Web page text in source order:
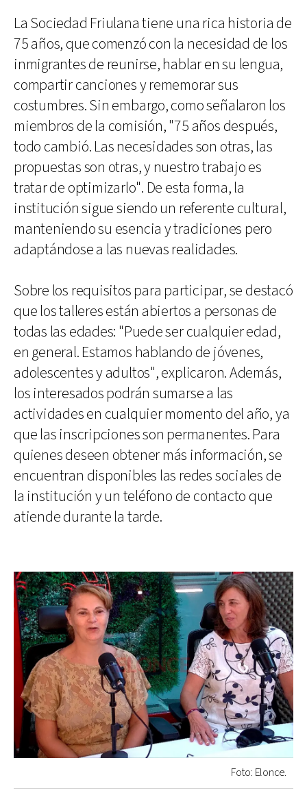
La Sociedad Friulana tiene una rica historia de
75 años, que comenzó con la necesidad de los
inmigrantes de reunirse, hablar en su lengua,
compartir canciones y rememorar sus
costumbres. Sin embargo, como señalaron los
miembros de la comisión, "75 años después,
todo cambió. Las necesidades son otras, las
propuestas son otras, y nuestro trabajo es
tratar de optimizarlo". De esta forma, la
institución sigue siendo un referente cultural,
manteniendo su esencia y tradiciones pero
adaptándose a las nuevas realidades.
Sobre los requisitos para participar, se destacó
que los talleres están abiertos a personas de
todas las edades: "Puede ser cualquier edad,
en general. Estamos hablando de jóvenes,
adolescentes y adultos", explicaron. Además,
los interesados podrán sumarse a las
actividades en cualquier momento del año, ya
que las inscripciones son permanentes. Para
quienes deseen obtener más información, se
encuentran disponibles las redes sociales de
la institución y un teléfono de contacto que
atiende durante la tarde.
Foto: Elonce.